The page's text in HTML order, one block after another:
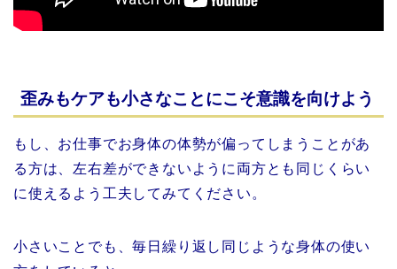
歪みもケアも小さなことにこそ意識を向けよう
もし、お仕事でお身体の体勢が偏ってしまうことがあ
る方は、左右差ができないように両方とも同じくらい
に使えるよう工夫してみてください。
小さいことでも、毎日繰り返し同じような身体の使い